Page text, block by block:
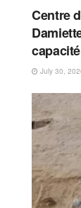
Centre
capacité
July 30,